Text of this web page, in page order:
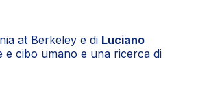
at Berkeley e di Luciano
e cibo umano e una ricerca di